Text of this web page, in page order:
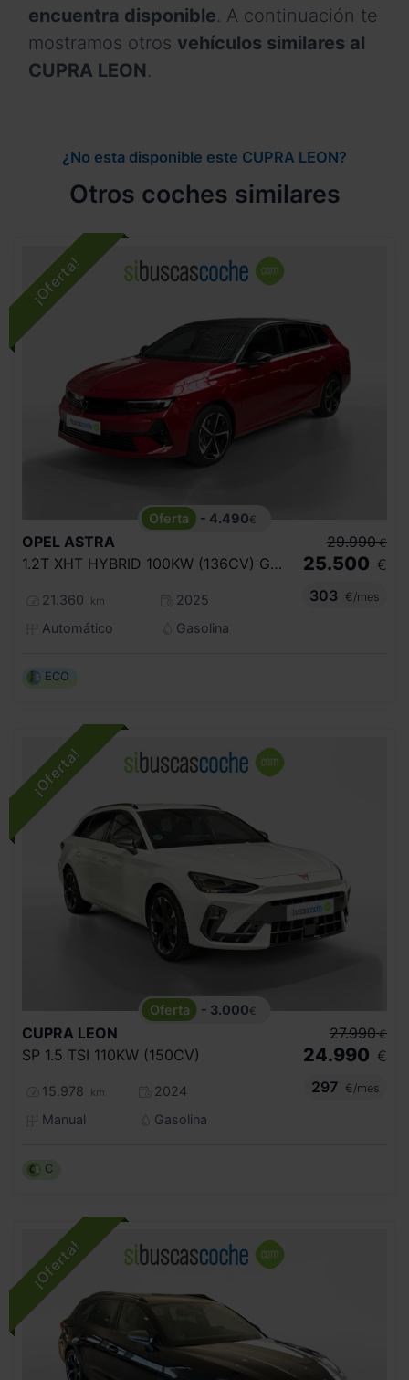
encuentra disponible. A continuación te
mostramos otros vehículos similares al
CUPRA LEON.
¿No esta disponible este CUPRA LEON?
Otros coches similares
- 4.490€
OPEL ASTRA
1.2T XHT HYBRID 100KW (136CV) GS EDCT
21.360 km
2025
Automático
Gasolina
29.990 €
25.500 €
303
€/mes
ECO
- 3.000€
CUPRA LEON
SP 1.5 TSI 110KW (150CV)
15.978 km
2024
Manual
Gasolina
27.990 €
24.990 €
297
€/mes
C